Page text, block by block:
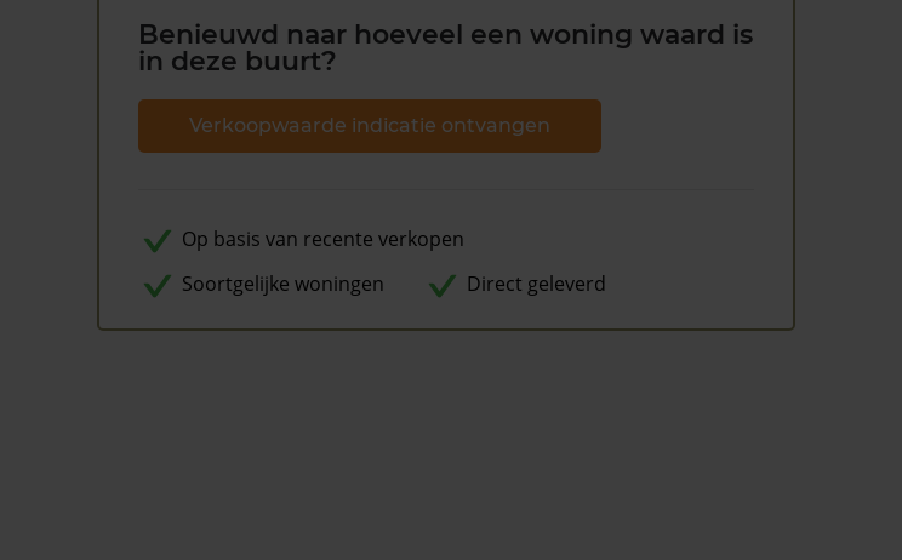
Benieuwd naar hoeveel een woning waard is
in deze buurt?
Verkoopwaarde indicatie ontvangen
Op basis van recente verkopen
Soortgelijke woningen
Direct geleverd